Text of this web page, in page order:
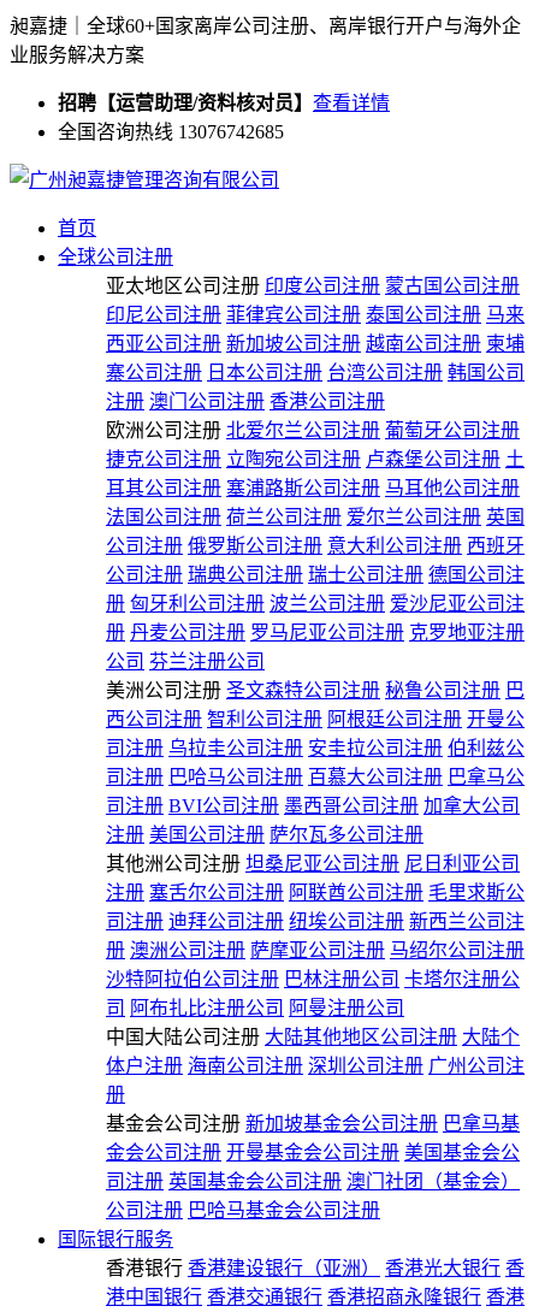
昶嘉捷｜全球60+国家离岸公司注册、离岸银行开户与海外企
业服务解决方案
招聘【运营助理/资料核对员】 查看详情
全国咨询热线 13076742685
首页
全球公司注册
亚太地区公司注册 印度公司注册 蒙古国公司注册
印尼公司注册 菲律宾公司注册 泰国公司注册 马来
西亚公司注册 新加坡公司注册 越南公司注册 柬埔
寨公司注册 日本公司注册 台湾公司注册 韩国公司
注册 澳门公司注册 香港公司注册
欧洲公司注册 北爱尔兰公司注册 葡萄牙公司注册
捷克公司注册 立陶宛公司注册 卢森堡公司注册 土
耳其公司注册 塞浦路斯公司注册 马耳他公司注册
法国公司注册 荷兰公司注册 爱尔兰公司注册 英国
公司注册 俄罗斯公司注册 意大利公司注册 西班牙
公司注册 瑞典公司注册 瑞士公司注册 德国公司注
册 匈牙利公司注册 波兰公司注册 爱沙尼亚公司注
册 丹麦公司注册 罗马尼亚公司注册 克罗地亚注册
公司 芬兰注册公司
美洲公司注册 圣文森特公司注册 秘鲁公司注册 巴
西公司注册 智利公司注册 阿根廷公司注册 开曼公
司注册 乌拉圭公司注册 安圭拉公司注册 伯利兹公
司注册 巴哈马公司注册 百慕大公司注册 巴拿马公
司注册 BVI公司注册 墨西哥公司注册 加拿大公司
注册 美国公司注册 萨尔瓦多公司注册
其他洲公司注册 坦桑尼亚公司注册 尼日利亚公司
注册 塞舌尔公司注册 阿联酋公司注册 毛里求斯公
司注册 迪拜公司注册 纽埃公司注册 新西兰公司注
册 澳洲公司注册 萨摩亚公司注册 马绍尔公司注册
沙特阿拉伯公司注册 巴林注册公司 卡塔尔注册公
司 阿布扎比注册公司 阿曼注册公司
中国大陆公司注册 大陆其他地区公司注册 大陆个
体户注册 海南公司注册 深圳公司注册 广州公司注
册
基金会公司注册 新加坡基金会公司注册 巴拿马基
金会公司注册 开曼基金会公司注册 美国基金会公
司注册 英国基金会公司注册 澳门社团（基金会）
公司注册 巴哈马基金会公司注册
国际银行服务
香港银行 香港建设银行（亚洲） 香港光大银行 香
港中国银行 香港交通银行 香港招商永隆银行 香港